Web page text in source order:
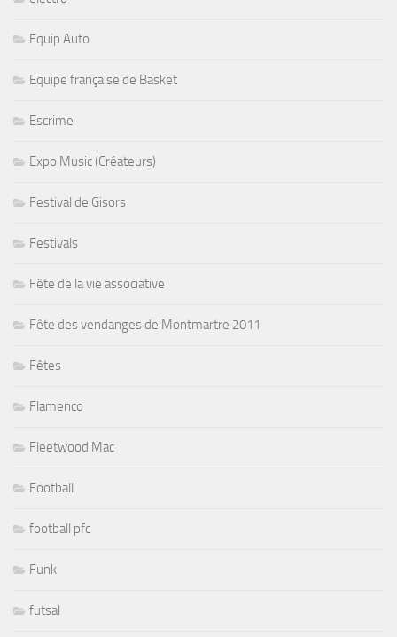
Equip Auto
Equipe française de Basket
Escrime
Expo Music (Créateurs)
Festival de Gisors
Festivals
Fête de la vie associative
Fête des vendanges de Montmartre 2011
Fêtes
Flamenco
Fleetwood Mac
Football
football pfc
Funk
futsal